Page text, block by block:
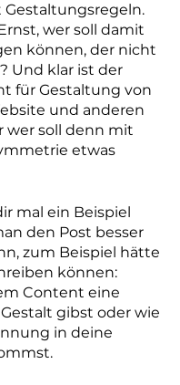
wer soll damit
können, der nicht
Und klar ist der
für Gestaltung von
und anderen
wer soll denn mit
etwas
mal ein Beispiel
den Post besser
zum Beispiel hätte
können:
Content eine
gibst oder wie
in deine